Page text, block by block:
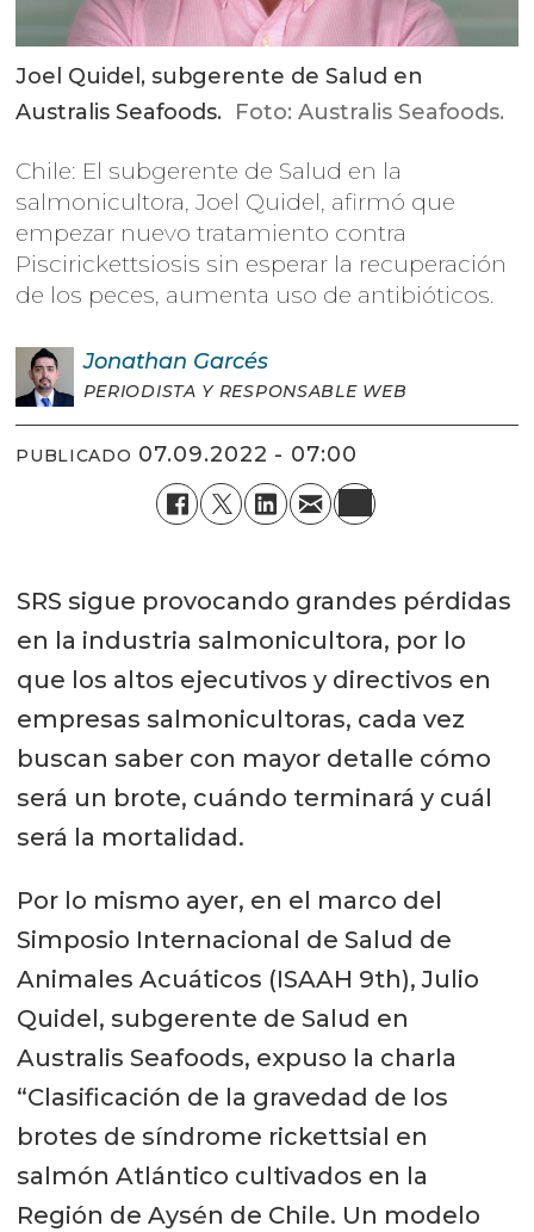
Joel Quidel, subgerente de Salud en
Australis Seafoods. Foto: Australis Seafoods.
Chile: El subgerente de Salud en la
salmonicultora, Joel Quidel, afirmó que
empezar nuevo tratamiento contra
Piscirickettsiosis sin esperar la recuperación
de los peces, aumenta uso de antibióticos.
Jonathan Garcés
PERIODISTA Y RESPONSABLE WEB
PUBLICADO 07.09.2022 - 07:00
SRS sigue provocando grandes pérdidas
en la industria salmonicultora, por lo
que los altos ejecutivos y directivos en
empresas salmonicultoras, cada vez
buscan saber con mayor detalle cómo
será un brote, cuándo terminará y cuál
será la mortalidad.
Por lo mismo ayer, en el marco del
Simposio Internacional de Salud de
Animales Acuáticos (ISAAH 9th), Julio
Quidel, subgerente de Salud en
Australis Seafoods, expuso la charla
“Clasificación de la gravedad de los
brotes de síndrome rickettsial en
salmón Atlántico cultivados en la
Región de Aysén de Chile. Un modelo